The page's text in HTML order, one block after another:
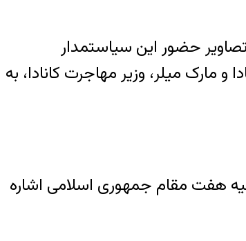
مرداد، در توئیتر خود با انتشار تصاویر حضور این سیاستمدار
مارک میلر، وزیر مهاجرت کانادا، به
هفت مقام جمهوری اسلامی اشاره